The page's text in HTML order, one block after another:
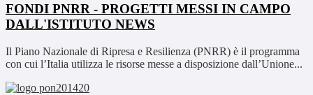
FONDI PNRR - PROGETTI MESSI IN CAMPO
DALL'ISTITUTO NEWS
Il Piano Nazionale di Ripresa e Resilienza (PNRR) è il programma
con cui l’Italia utilizza le risorse messe a disposizione dall’Unione...